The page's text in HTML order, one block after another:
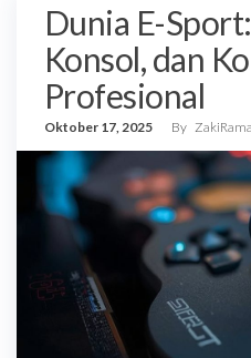
Dunia E-
Konsol, dan
Profesional
Oktober 17, 2025 By